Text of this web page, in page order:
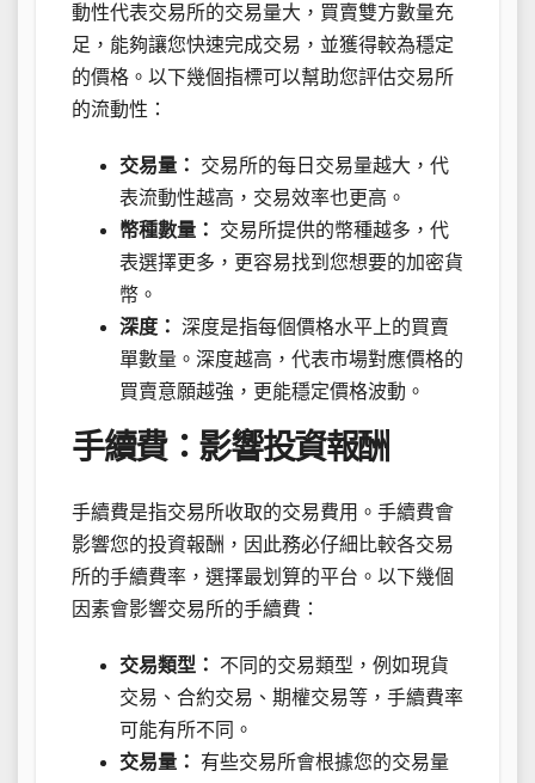
動性代表交易所的交易量大，買賣雙方數量充
足，能夠讓您快速完成交易，並獲得較為穩定
的價格。以下幾個指標可以幫助您評估交易所
的流動性：
交易量：
交易所的每日交易量越大，代
表流動性越高，交易效率也更高。
幣種數量：
交易所提供的幣種越多，代
表選擇更多，更容易找到您想要的加密貨
幣。
深度： 深度是指每個價格水平上的買賣
單數量。深度越高，代表市場對應價格的
買賣意願越強，更能穩定價格波動。
手續費：影響投資報酬
手續費是指交易所收取的交易費用。手續費會
影響您的投資報酬，因此務必仔細比較各交易
所的手續費率，選擇最划算的平台。以下幾個
因素會影響交易所的手續費：
交易類型：
不同的交易類型，例如現貨
交易、合約交易、期權交易等，手續費率
可能有所不同。
交易量：
有些交易所會根據您的交易量